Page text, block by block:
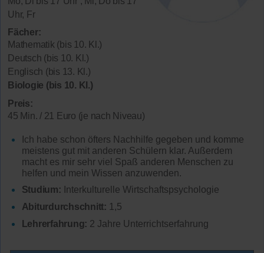
Uhr, Fr
Fächer:
Mathematik (bis 10. Kl.)
Deutsch (bis 10. Kl.)
Englisch (bis 13. Kl.)
Biologie (bis 10. Kl.)
Preis:
45 Min. / 21 Euro (je nach Niveau)
Ich habe schon öfters Nachhilfe gegeben und komme
meistens gut mit anderen Schülern klar. Außerdem
macht es mir sehr viel Spaß anderen Menschen zu
helfen und mein Wissen anzuwenden.
Studium: Interkulturelle Wirtschaftspsychologie
Abiturdurchschnitt: 1,5
Lehrerfahrung: 2 Jahre Unterrichtserfahrung